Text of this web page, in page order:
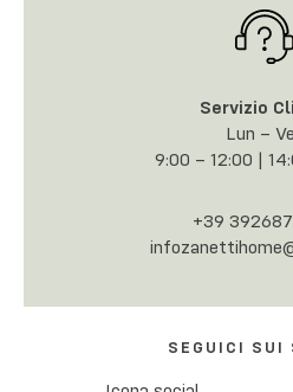
Servizio
Lun –
9:00 – 12:00 |
+39
SEGUICI SUI